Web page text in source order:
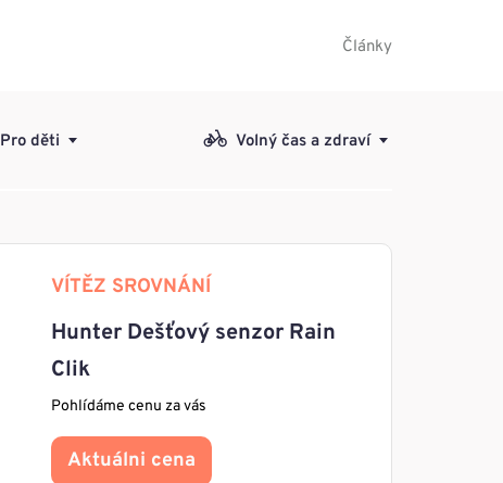
Články
Pro děti Volný čas a zdraví
VÍTĚZ SROVNÁNÍ
Hunter Dešťový senzor Rain
Clik
Pohlídáme cenu za vás
Aktuálni cena